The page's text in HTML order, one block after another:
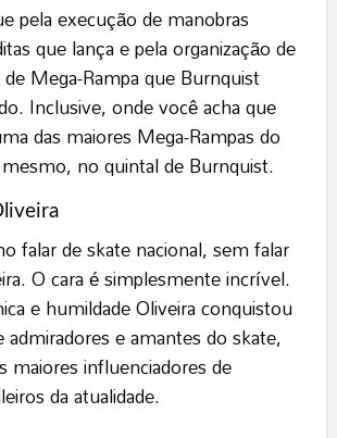
pela execução de manobras
que lança e pela organização de
Mega-Rampa que Burnquist
Inclusive, onde você acha que
das maiores Mega-Rampas do
no quintal de Burnquist.
falar de skate nacional, sem falar
O cara é simplesmente incrível.
e humildade Oliveira conquistou
admiradores e amantes do skate,
maiores influenciadores de
da atualidade.